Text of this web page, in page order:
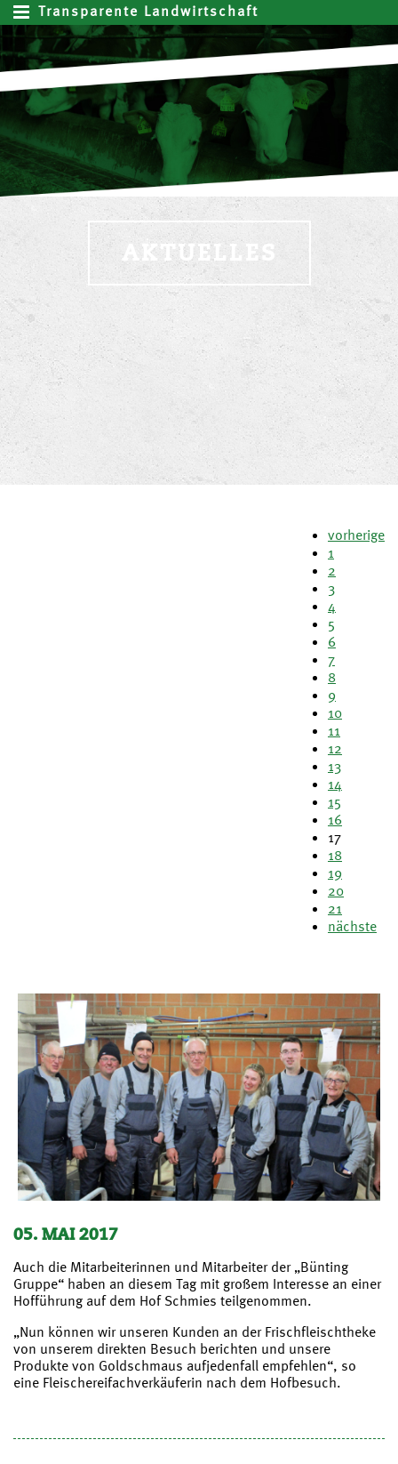
Transparente Landwirtschaft
AKTUELLES
vorherige
1
2
3
4
5
6
7
8
9
10
11
12
13
14
15
16
17
18
19
20
21
nächste
05. MAI 2017
Auch die Mitarbeiterinnen und Mitarbeiter der „Bünting
Gruppe“ haben an diesem Tag mit großem Interesse an einer
Hofführung auf dem Hof Schmies teilgenommen.
„Nun können wir unseren Kunden an der Frischfleischtheke
von unserem direkten Besuch berichten und unsere
Produkte von Goldschmaus aufjedenfall empfehlen“, so
eine Fleischereifachverkäuferin nach dem Hofbesuch.